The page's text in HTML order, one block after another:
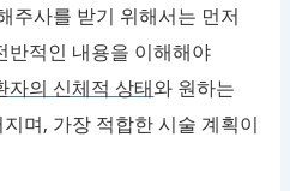
주사를 받기 위해서는 먼저
반적인 내용을 이해해야
자의 신체적 상태와 원하는
며, 가장 적합한 시술 계획이